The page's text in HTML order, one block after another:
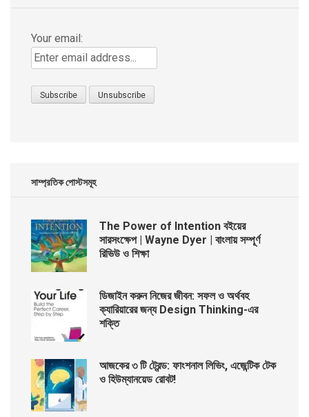
Your email:
সাম্প্রতিক পোস্টসমূহ
The Power of Intention বইয়ের
সারসংক্ষেপ | Wayne Dyer | বাংলায় সম্পূর্ণ
রিভিউ ও শিক্ষা
ডিজাইন করুন নিজের জীবন: সফল ও অর্থবহ
ক্যারিয়ারের জন্য Design Thinking-এর
শক্তি
আজকের ৩ টি ট্রেন্ড: ফাংশনাল লিভিং, এজেন্টিক টেক
ও হিউম্যানয়েড রোবট!